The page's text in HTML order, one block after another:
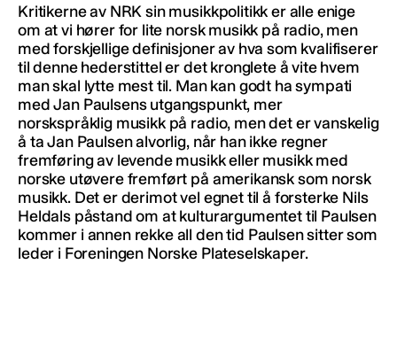
Kritikerne av NRK sin musikkpolitikk er alle enige
om at vi hører for lite norsk musikk på radio, men
med forskjellige definisjoner av hva som kvalifiserer
til denne hederstittel er det kronglete å vite hvem
man skal lytte mest til. Man kan godt ha sympati
med Jan Paulsens utgangspunkt, mer
norskspråklig musikk på radio, men det er vanskelig
å ta Jan Paulsen alvorlig, når han ikke regner
fremføring av levende musikk eller musikk med
norske utøvere fremført på amerikansk som norsk
musikk. Det er derimot vel egnet til å forsterke Nils
Heldals påstand om at kulturargumentet til Paulsen
kommer i annen rekke all den tid Paulsen sitter som
leder i Foreningen Norske Plateselskaper.